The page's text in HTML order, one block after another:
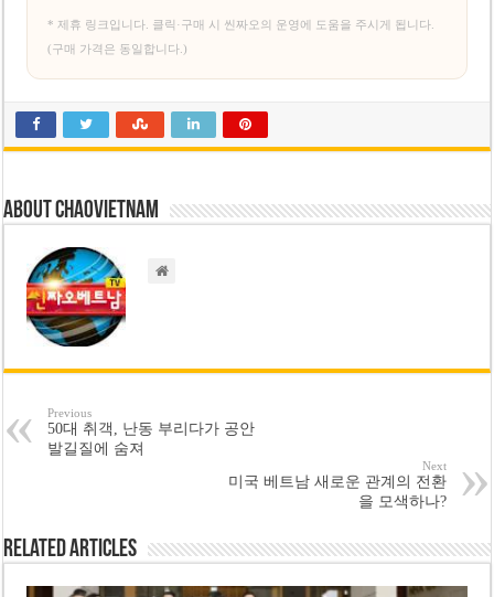
* 제휴 링크입니다. 클릭·구매 시 씬짜오의 운영에 도움을 주시게 됩니다.
(구매 가격은 동일합니다.)
About chaovietnam
Previous
50대 취객, 난동 부리다가 공안
발길질에 숨져
Next
미국 베트남 새로운 관계의 전환
을 모색하나?
Related Articles